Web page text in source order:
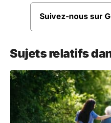
Suivez-nous sur
Sujets relatifs